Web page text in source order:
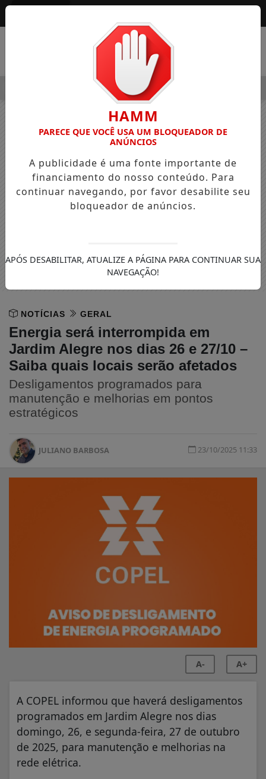
OSVALDO PEDRO DOS SANTOS, O “NEGUINHO DA
NOTÍCIAS GERAL
Energia será interrompida em
Jardim Alegre nos dias 26 e 27/10 –
Saiba quais locais serão afetados
Desligamentos programados para
manutenção e melhorias em pontos
estratégicos
JULIANO BARBOSA 23/10/2025 11:33
A- A+
A COPEL informou que haverá desligamentos
programados em Jardim Alegre nos dias
domingo, 26, e segunda-feira, 27 de outubro
de 2025, para manutenção e melhorias na
rede elétrica.
HAMM
PARECE QUE VOCÊ USA UM BLOQUEADOR DE
ANÚNCIOS
A publicidade é uma fonte importante de
financiamento do nosso conteúdo. Para
continuar navegando, por favor desabilite seu
bloqueador de anúncios.
APÓS DESABILITAR, ATUALIZE A PÁGINA PARA CONTINUAR SUA
NAVEGAÇÃO!